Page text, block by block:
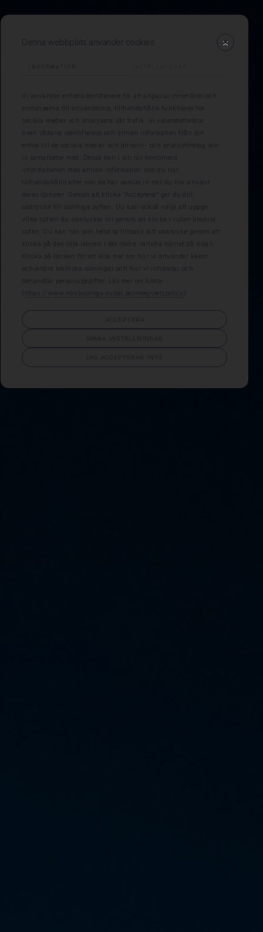
Denna webbplats använder cookies
INFORMATION
Vi använder enhetsidentifierare för att anpassa innehållet och
annonserna till användarna, tillhandahålla funktioner för
sociala medier och analysera vår trafik. Vi vidarebefordrar
även sådana identifierare och annan information från din
enhet till de sociala medier och annons- och analysföretag som
vi samarbetar med. Dessa kan i sin tur kombinera
informationen med annan information som du har
tillhandahållit eller som de har samlat in när du har använt
deras tjänster. Genom att klicka ”Acceptera” ger du ditt
samtycke till samtliga syften. Du kan också välja att uppge
vilka syften du samtycker till genom att klicka i rutan bredvid
syftet. Du kan när som helst ta tillbaka ditt samtycke genom att
klicka på den lilla ikonen i det nedre vänstra hörnet på sidan.
Klicka på länken för att läsa mer om hur vi använder kakor
och andra tekniska lösningar och hur vi inhämtar och
behandlar personuppgifter. Läs mer om kakor
https://www.norrkopings-cykel.se/integritetspolicy
JAG ACCEPTERAR INTE
SPARA INSTÄLLNINGAR
ACCEPTERA